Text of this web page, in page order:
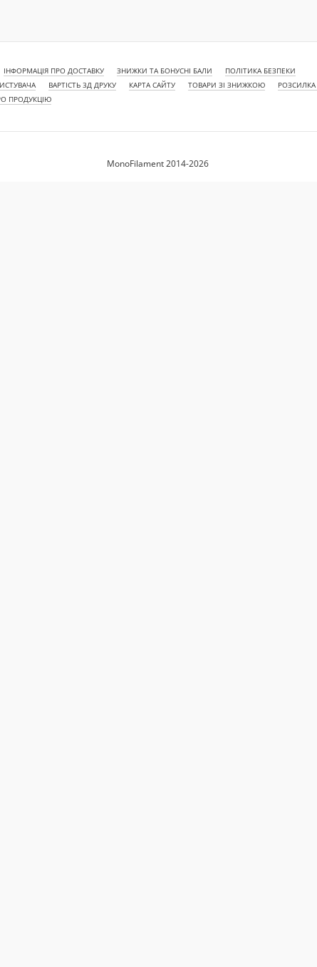
ІНФОРМАЦІЯ ПРО ДОСТАВКУ ЗНИЖКИ ТА БОНУСНІ БАЛИ
ПОЛІТИКА БЕЗПЕКИ
ВАРТІСТЬ 3Д ДРУКУ КАРТА САЙТУ ТОВАРИ ЗІ ЗНИЖКОЮ
ПРОДУКЦІЮ
MonoFilament 2014-2026